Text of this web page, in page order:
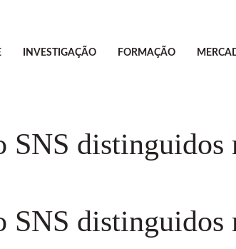
INVESTIGAÇÃO FORMAÇÃO
SNS distinguidos
SNS distinguidos